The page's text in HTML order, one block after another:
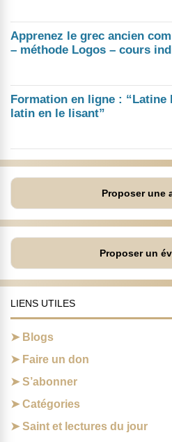
Apprenez le grec ancien
– méthode Logos – cours
Formation en ligne : “Latine
latin en le lisant”
Proposer une
Proposer un
LIENS UTILES
Blogs
Faire un don
S’abonner
Catégories
Saint et lectures du jour